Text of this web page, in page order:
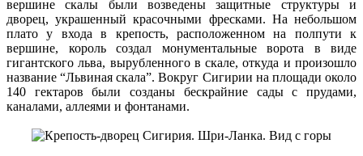
вершине скалы были возведены защитные структуры и
дворец, украшенный красочными фресками. На небольшом
плато у входа в крепость, расположенном на полпути к
вершине, король создал монументальные ворота в виде
гигантского льва, вырубленного в скале, откуда и произошло
название “Львиная скала”. Вокруг Сигирии на площади около
140 гектаров были созданы бескрайние сады с прудами,
каналами, аллеями и фонтанами.